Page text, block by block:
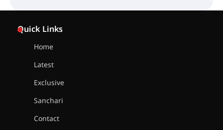
Quick Links
Home
Latest
Exclusive
Sanchari
Contact